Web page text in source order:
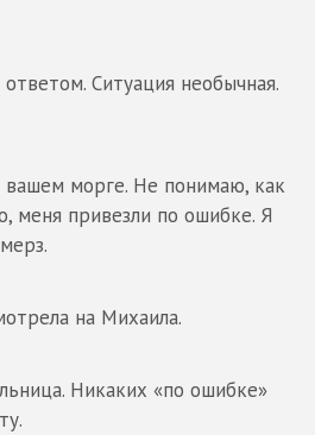
Ситуация необычная.
морге. Не понимаю, как
меня привезли по ошибке. Я
на Михаила.
Никаких «по ошибке»